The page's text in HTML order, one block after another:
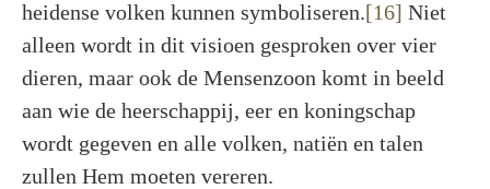
heidense volken kunnen symboliseren.[16] Niet
alleen wordt in dit visioen gesproken over vier
dieren, maar ook de Mensenzoon komt in beeld
aan wie de heerschappij, eer en koningschap
wordt gegeven en alle volken, natiën en talen
zullen Hem moeten vereren.